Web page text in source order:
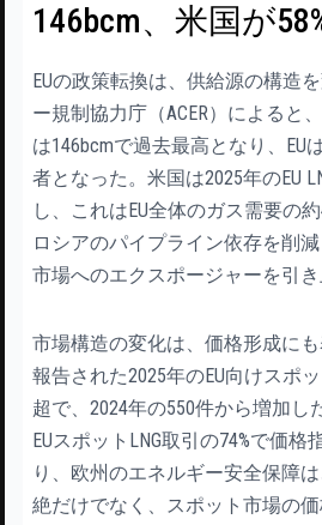
146bcm、米国が
EUの政策転換は、供給源の構造
ー規制協力庁（ACER）によると
は146bcmで過去最高となり、EU
者となった。米国は2025年のEU
し、これはEU全体のガス需要の
ロシアのパイプライン依存を削
市場へのエクスポージャーを引き
市場構造の変化は、価格形成にも
報告された2025年のEU向けスポ
超で、2024年の550件から増加し
EUスポットLNG取引の74%で価
り、欧州のエネルギー安全保障
絶だけでなく、スポット市場の